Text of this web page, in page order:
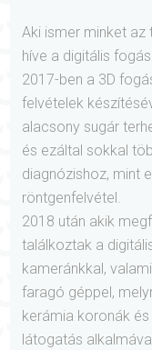
Aki ismer minket az
híve a digitális
2017-ben a 3D
felvételek
alacsony sugár
és ezáltal sokkal
diagnózishoz, mint
röntgenfelvétel.
2018 után akik
találkoztak a
kameránkkal,
faragó géppel,
kerámia koronák
látogatás